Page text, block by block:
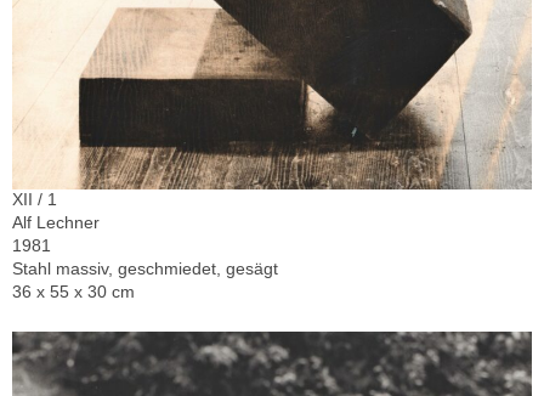
XII / 1
Alf Lechner
1981
Stahl massiv, geschmiedet, gesägt
36 x 55 x 30 cm